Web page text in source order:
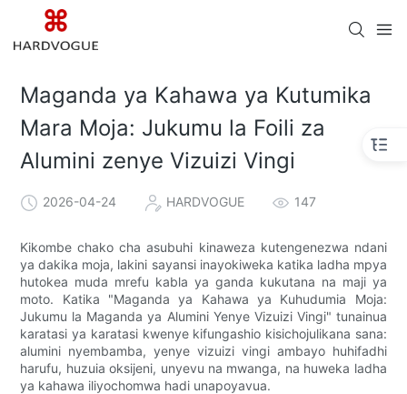
Maganda ya Kahawa ya Kutumika
Mara Moja: Jukumu la Foili za
Alumini zenye Vizuizi Vingi
2026-04-24 HARDVOGUE 147
Kikombe chako cha asubuhi kinaweza kutengenezwa ndani
ya dakika moja, lakini sayansi inayokiweka katika ladha mpya
hutokea muda mrefu kabla ya ganda kukutana na maji ya
moto. Katika "Maganda ya Kahawa ya Kuhudumia Moja:
Jukumu la Maganda ya Alumini Yenye Vizuizi Vingi" tunainua
karatasi ya karatasi kwenye kifungashio kisichojulikana sana:
alumini nyembamba, yenye vizuizi vingi ambayo huhifadhi
harufu, huzuia oksijeni, unyevu na mwanga, na huweka ladha
ya kahawa iliyochomwa hadi unapoyavua.